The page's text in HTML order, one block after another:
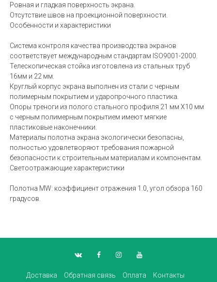
Ровная и гладкая поверхность экрана.
Отсутствие швов на проекционной поверхности.
Особенности и характеристики
Система контроля качества производства экранов
соответствует международным стандартам ISO9001-2000.
Телескопическая стойка изготовлена из стальных труб
16мм и 22 мм.
Круглый корпус экрана выполнен из стали с черным
полимерным покрытием и ударопрочного пластика.
Опоры треноги из полого стального профиля 21 мм Х10 мм
с черным полимерным покрытием имеют мягкие
пластиковые наконечники.
Материалы полотна экрана экологически безопасны,
полностью удовлетворяют требования пожарной
безопасности к строительным материалам и компонентам.
Светоотражающие характеристики
Полотна MW: коэффициент отражения 1.0, угол обзора 160
градусов.
Доставка Обратная связь Оплата Контакты